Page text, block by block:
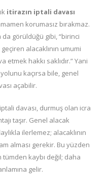
itirazın iptali davası
korumasız bırakmaz.
görüldüğü gibi, “birinci
alacaklının umumi
etmek hakkı saklıdır.” Yani
kaçırsa bile, genel
açabilir.
davası, durmuş olan icra
taşır. Genel alacak
ilerlemez; alacaklının
alması gerekir. Bu yüzden
tümden kaybı değil; daha
gelir.